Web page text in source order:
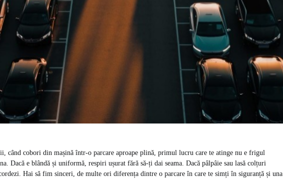
când cobori din mașină într-o parcare aproape plină, primul lucru care te atinge nu e frigul
Dacă e blândă și uniformă, respiri ușurat fără să-ți dai seama. Dacă pâlpâie sau lasă colțuri
Hai să fim sinceri, de multe ori diferența dintre o parcare în care te simți în siguranță și una